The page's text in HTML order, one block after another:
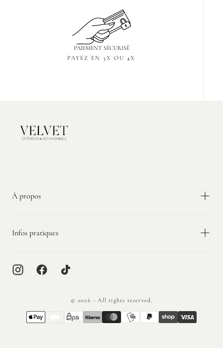
PAIEMENT SÉCURISÉ
PAYEZ EN 3X OU 4X
À propos
Infos pratiques
© 2026 - All rights reserved.
{"title"=>"Méthodes